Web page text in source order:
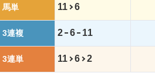
馬単 11 6
3連複 2 6 11
3連単 11 6 2